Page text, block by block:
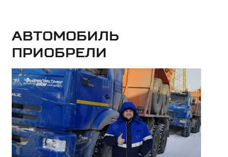
Автомобиль
приобрели